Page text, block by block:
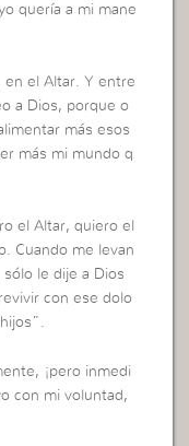
quería a mi mane
en el Altar. Y entre
a Dios, porque o
más esos
más mi mundo q
el Altar, quiero el
Cuando me levan
le dije a Dios
con ese dolo
¡pero inmedi
con mi voluntad,